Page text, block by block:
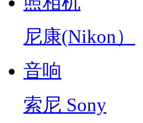
尼康(Nikon）
音响
索尼 Sony